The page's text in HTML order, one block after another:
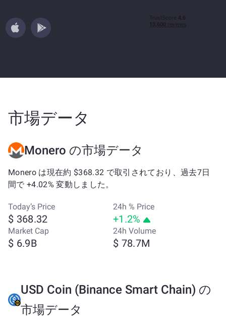
市場データ
Monero の市場データ
Monero は現在約 $368.32 で取引されており、過去7日
間で +4.02% 変動しました。
Today’s Price
$ 368.32
24h % Price
+1.2%
Market Cap
$ 6.9B
24h Volume
$ 78.7M
USD Coin (Binance Smart Chain) の
市場データ